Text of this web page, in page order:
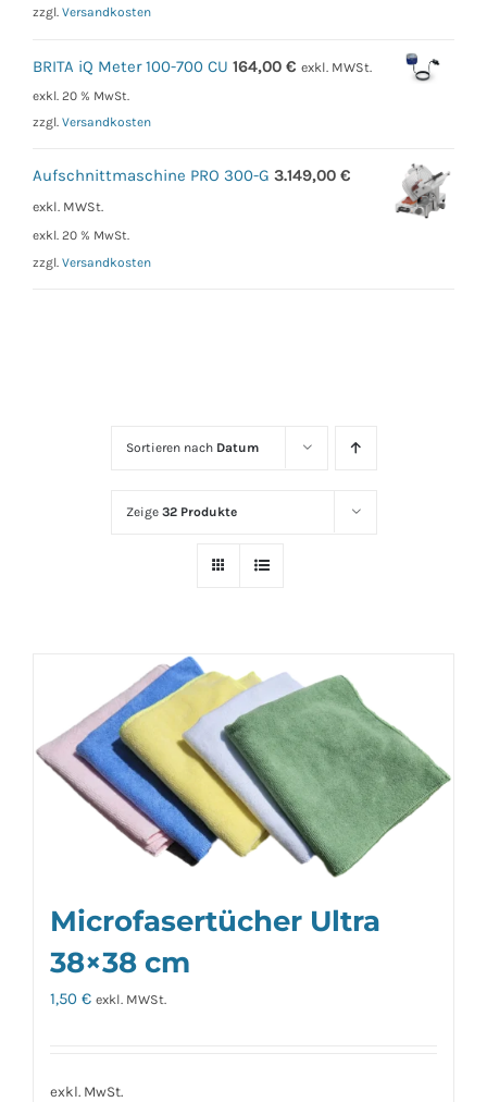
Sortieren nach Datum
Zeige 32 Produkte
Microfasertücher Ultra
38×38 cm
1,50 € exkl. MWSt.
exkl. MwSt.
zzgl. Versandkosten
BRITA iQ Meter 100-700 CU 164,00 € exkl. MWSt.
exkl. 20 % MwSt.
zzgl. Versandkosten
Aufschnittmaschine PRO 300-G 3.149,00 €
exkl. MWSt.
exkl. 20 % MwSt.
zzgl. Versandkosten